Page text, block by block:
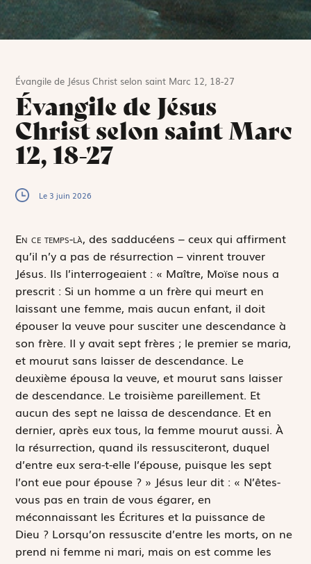
Évangile de Jésus Christ selon saint Marc 12, 18-27
Évangile de Jésus
Christ selon saint Marc
12, 18-27
Le 3 juin 2026
En ce temps-là, des sadducéens – ceux qui affirment
qu’il n’y a pas de résurrection – vinrent trouver
Jésus. Ils l’interrogeaient : « Maître, Moïse nous a
prescrit : Si un homme a un frère qui meurt en
laissant une femme, mais aucun enfant, il doit
épouser la veuve pour susciter une descendance à
son frère. Il y avait sept frères ; le premier se maria,
et mourut sans laisser de descendance. Le
deuxième épousa la veuve, et mourut sans laisser
de descendance. Le troisième pareillement. Et
aucun des sept ne laissa de descendance. Et en
dernier, après eux tous, la femme mourut aussi. À
la résurrection, quand ils ressusciteront, duquel
d’entre eux sera-t-elle l’épouse, puisque les sept
l’ont eue pour épouse ? » Jésus leur dit : « N’êtes-
vous pas en train de vous égarer, en
méconnaissant les Écritures et la puissance de
Dieu ? Lorsqu’on ressuscite d’entre les morts, on ne
prend ni femme ni mari, mais on est comme les